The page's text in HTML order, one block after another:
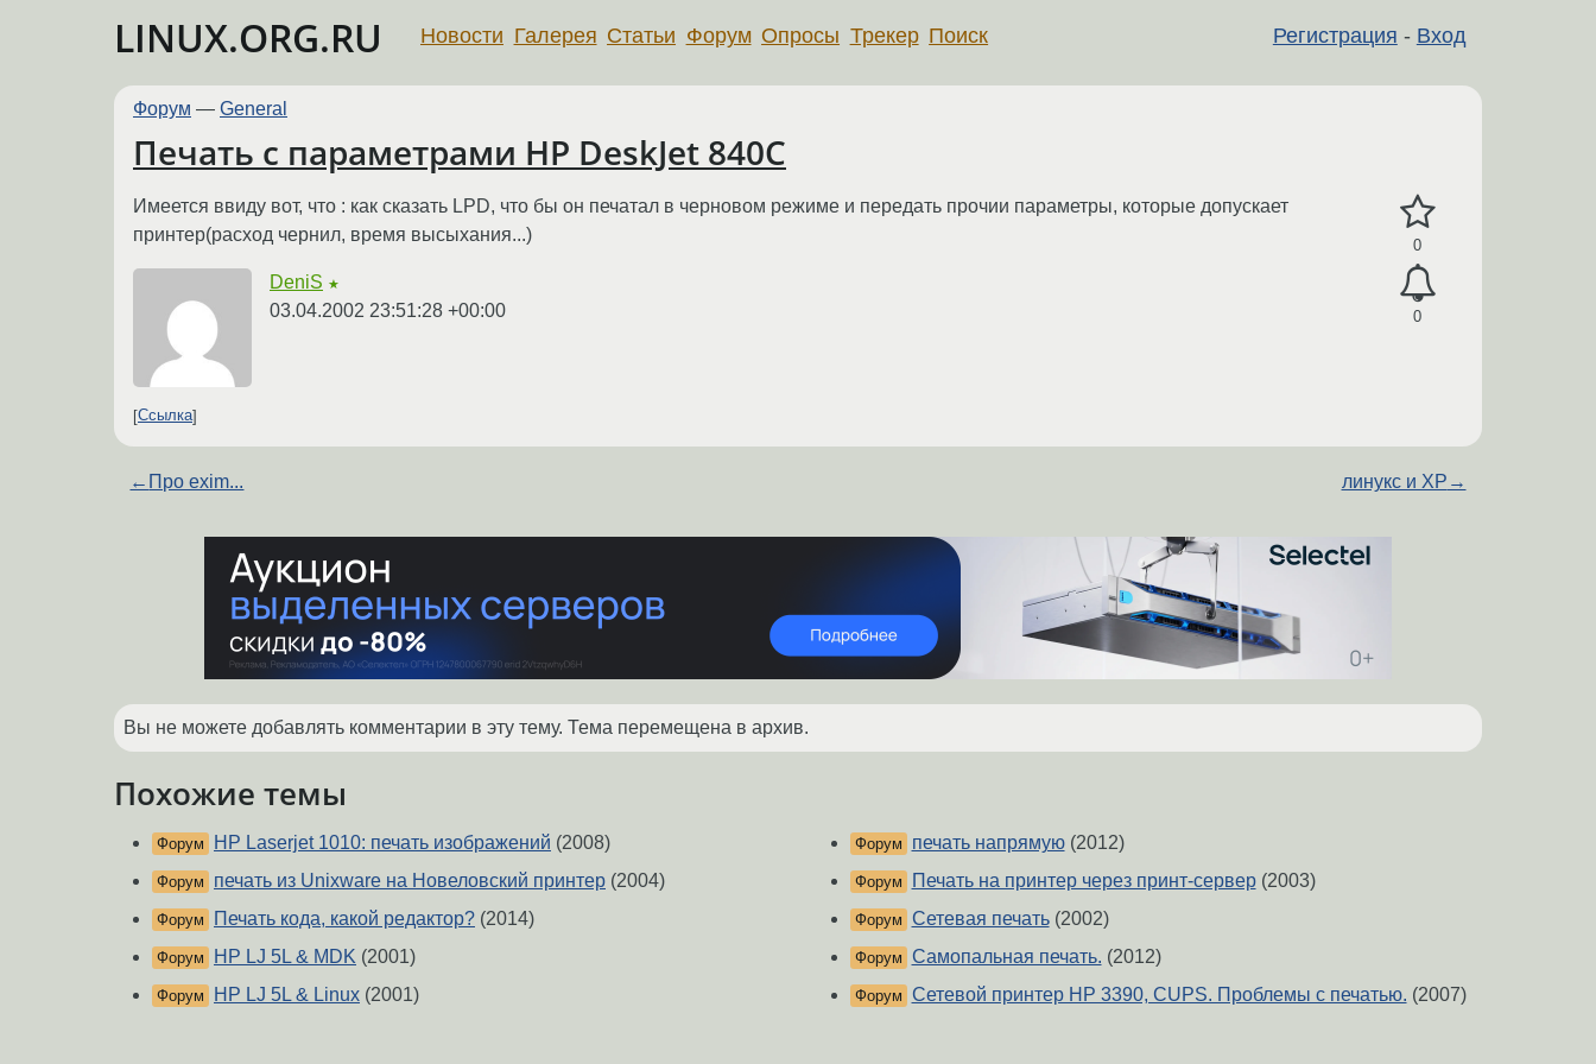
LINUX.ORG.RU Регистрация - Вход
Новости Галерея Статьи Форум Опросы Трекер Поиск
Форум — General
Печать с параметрами HP DeskJet 840C
0
0
Имеется ввиду вот, что : как сказать LPD, что бы он печатал в черновом режиме и передать прочии параметры, которые допускает
принтер(расход чернил, время высыхания...)
DeniS ★
03.04.2002 23:51:28 +00:00
Ссылка
← Про exim... линукс и XP →
Вы не можете добавлять комментарии в эту тему. Тема перемещена в архив.
Похожие темы
Форум HP Laserjet 1010: печать изображений (2008)
Форум печать из Unixware на Новеловский принтер (2004)
Форум Печать кода, какой редактор? (2014)
Форум HP LJ 5L & MDK (2001)
Форум HP LJ 5L & Linux (2001)
Форум печать напрямую(2012)
Форум Печать на принтер через принт-сервер(2003)
Форум Сетевая печать(2002)
Форум Самопальная печать. (2012)
Форум Сетевой принтер HP 3390, CUPS. Проблемы с печатью. (2007)